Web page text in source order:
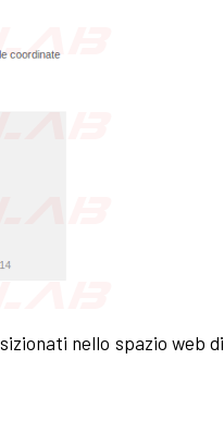
nello spazio web di